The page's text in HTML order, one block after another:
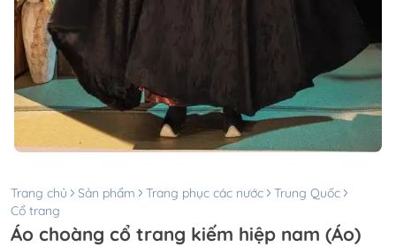
Trang chủ Sản phẩm Trang phục các nước
Trung Quốc
Cổ trang
Áo choàng cổ trang kiếm hiệp nam (Áo)